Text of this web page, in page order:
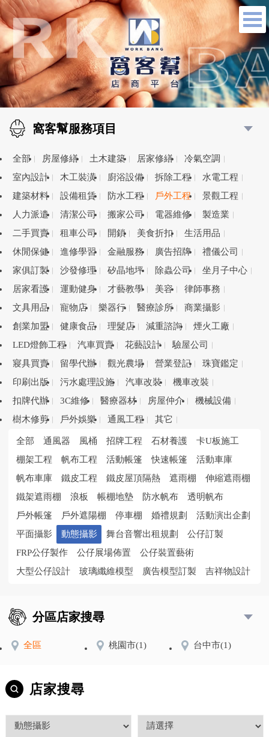
窩客幫服務項目
全部 房屋修繕 土木建築 居家修繕
冷氣空調
室內設計
木工裝潢 廚浴設備 拆除工程
水電工程
建築材料
設備租賃 防水工程 戶外工程
景觀工程
人力派遣
清潔公司 搬家公司 電器維修
製造業
二手買賣
租車公司 開鎖 美食折扣
生活用品
休閒保健
進修學習 金融服務 廣告招牌
禮儀公司
家俱訂製
沙發修理 矽晶地坪 除蟲公司
坐月子中心
居家看護
運動健身 才藝教學 美容
律師事務
文具用品
寵物店 樂器行 醫療診所
商業攝影
創業加盟
健康食品 理髮店 減重諮詢
煙火工廠
LED燈飾工程
汽車買賣 花藝設計
驗屋公司
寢具買賣
留學代辦 觀光農場 營業登記
珠寶鑑定
印刷出版
污水處理設施 汽車改裝
機車改裝
扣牌代辦
3C維修 醫療器材 房屋仲介
機械設備
樹木修剪
戶外娛樂 通風工程 其它
全部 通風器 風桶 招牌工程 石材養護
卡U板施工
棚架工程
帆布工程 活動帳篷 快速帳篷
活動車庫
帆布車庫
鐵皮工程 鐵皮屋頂隔熱 遮雨棚
伸縮遮雨棚
鐵架遮雨棚
浪板 帳棚地墊 防水帆布
透明帆布
戶外帳篷
戶外遮陽棚 停車棚 婚禮規劃
活動演出企劃
平面攝影
動態攝影 舞台音響出租規劃
公仔訂製
FRP公仔製作
公仔展場佈置
公仔裝置藝術
大型公仔設計
玻璃纖維模型 廣告模型訂製 吉祥物設計
分區店家搜尋
全區 桃園市(1) 台中市(1)
店家搜尋